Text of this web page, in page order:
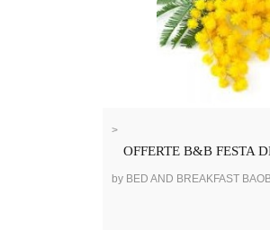
>
OFFERTE B&B FESTA
by BED AND BREAKFAST